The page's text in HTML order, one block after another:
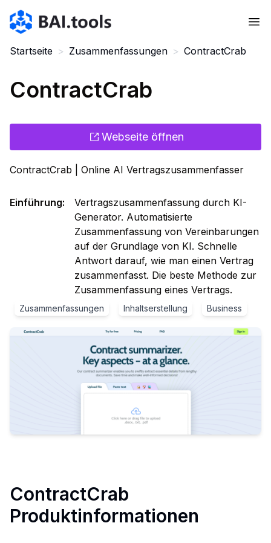
Bai.tools
Startseite > Zusammenfassungen > ContractCrab
ContractCrab
Webseite öffnen
ContractCrab | Online AI Vertragszusammenfasser
Einführung:
Vertragszusammenfassung durch KI-
Generator. Automatisierte
Zusammenfassung von Vereinbarungen
auf der Grundlage von KI. Schnelle
Antwort darauf, wie man einen Vertrag
zusammenfasst. Die beste Methode zur
Zusammenfassung eines Vertrags.
Zusammenfassungen Inhaltserstellung Business
ContractCrab
Produktinformationen